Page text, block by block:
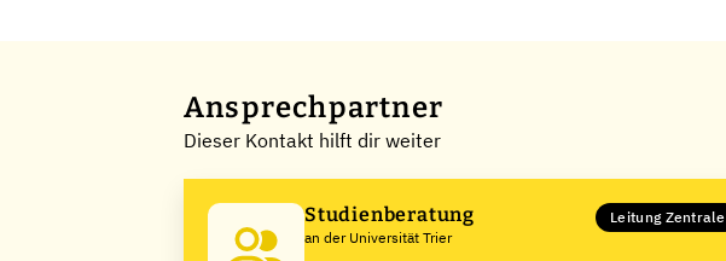
Ansprechpartner
Dieser Kontakt hilft dir weiter
Studienberatung
an der Universität Trier
Leitung Zentrale